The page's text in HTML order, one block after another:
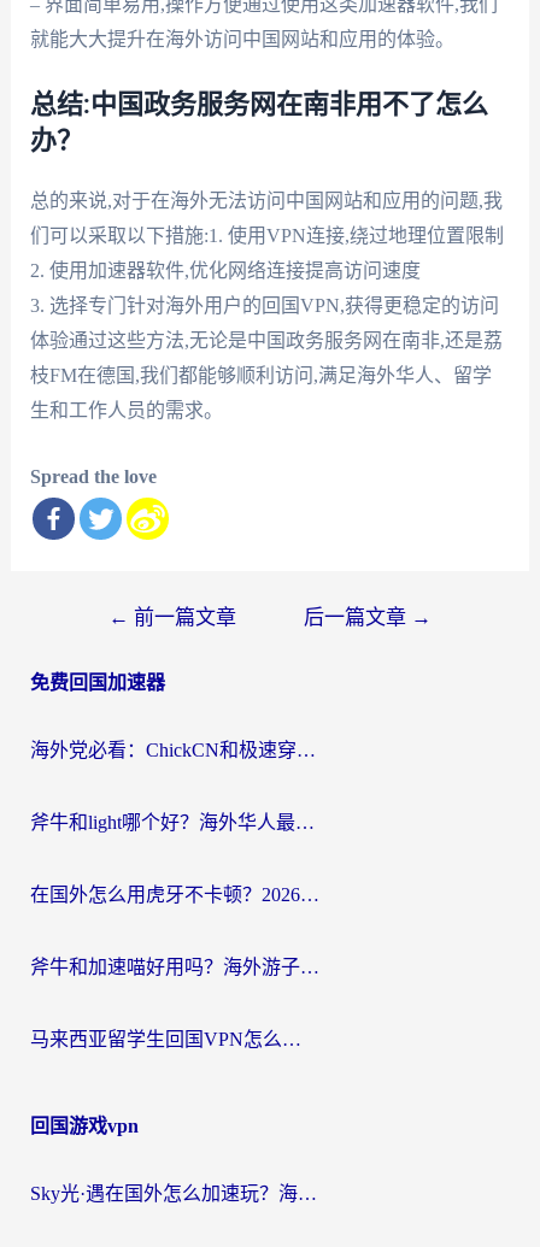
就能大大提升在海外访问中国网站和应用的体验。
总结:中国政务服务网在南非用不了怎么
办？
总的来说,对于在海外无法访问中国网站和应用的问题,我
们可以采取以下措施:1. 使用VPN连接,绕过地理位置限制
2. 使用加速器软件,优化网络连接提高访问速度
3. 选择专门针对海外用户的回国VPN,获得更稳定的访问
体验通过这些方法,无论是中国政务服务网在南非,还是荔
枝FM在德国,我们都能够顺利访问,满足海外华人、留学
生和工作人员的需求。
Spread the love
导
← 前一篇文章 后一篇文章 →
免费回国加速器
海外党必看：ChickCN和极速穿梭VPN好用吗？3招教你选对回国加速器无缝刷国内资源
斧牛和light哪个好？海外华人最关心的回国加速器选择难题，一篇讲透
在国外怎么用虎牙不卡顿？2026海外华人亲测有效的回国加速器选择指南
斧牛和加速喵好用吗？海外游子的真实选择困境
马来西亚留学生回国VPN怎么选？3个避坑点+1款实测好用的加速器推荐
回国游戏vpn
Sky光·遇在国外怎么加速玩？海外党亲测有效的国服游戏加速指南